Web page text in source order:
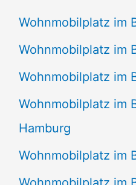
Wohnmobilplatz im
Wohnmobilplatz im
Wohnmobilplatz im
Wohnmobilplatz im
Hamburg
Wohnmobilplatz im